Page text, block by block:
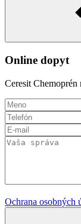
Online dopyt
Ceresit
Ochrana osobných